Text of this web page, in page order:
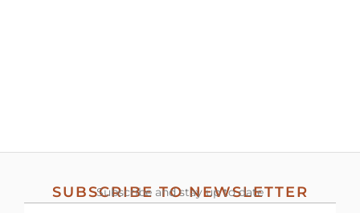
SUBSCRIBE TO NEWSLETTER
Subscribe and stay up to date